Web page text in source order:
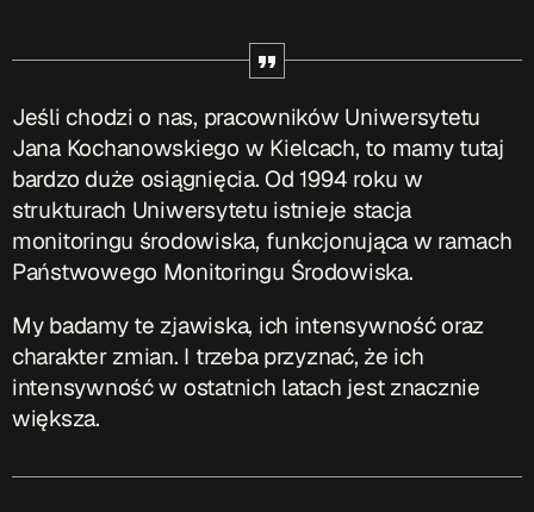
TOP CHART
Jeśli chodzi o nas, pracowników Uniwersytetu
Jana Kochanowskiego w Kielcach, to mamy tutaj
bardzo duże osiągnięcia. Od 1994 roku w
strukturach Uniwersytetu istnieje stacja
monitoringu środowiska, funkcjonująca w ramach
Państwowego Monitoringu Środowiska.
My badamy te zjawiska, ich intensywność oraz
charakter zmian. I trzeba przyznać, że ich
intensywność w ostatnich latach jest znacznie
większa.